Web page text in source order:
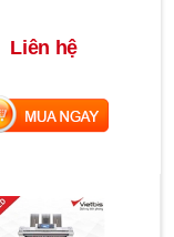
Liên hệ
MUA NGAY